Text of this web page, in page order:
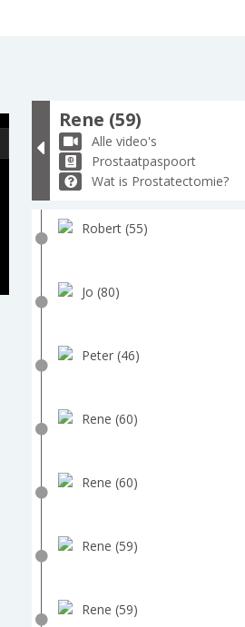
Rene (59)
Alle video's
Prostaatpaspoort
Wat is Prostatectomie?
Robert (55)
Jo (80)
Peter (46)
Rene (60)
Rene (60)
Rene (59)
Rene (59)